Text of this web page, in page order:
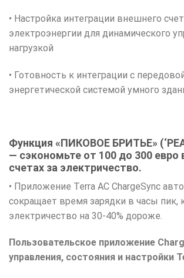
• Настройка интеграции внешнего
электроэнергии для динамического
нагрузкой
• Готовность к интеграции с
энергетической системой умного
Функция «ПИКОВОЕ БРИТЬЕ»
— сэкономьте от 100 до 300 евро
счетах за электричество.
• Приложение Terra AC ChargeSync
сокращает время зарядки в часы пик,
электричество на 30-40% дороже.
Пользовательское приложение
управления, состояния и настройки